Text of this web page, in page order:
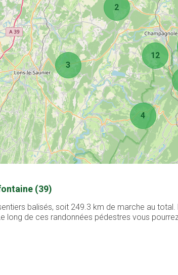
4
2
3
12
(39)
balisés, soit 249.3 km de marche au
long de ces randonnées pédestres vous